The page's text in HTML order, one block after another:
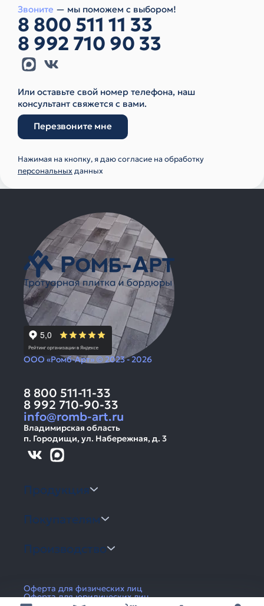
Звоните — мы поможем с выбором!
8 800 511 11 33
8 992 710 90 33
Или оставьте свой номер телефона, наш
консультант свяжется с вами.
Перезвоните мне
Нажимая на кнопку, я даю согласие на обработку
персональныхданных
ООО «Ромб-Арт» © 2023 - 2026
8 800 511-11-33
8 992 710-90-33
info@romb-art.ru
Владимирская область
п. Городищи, ул. Набережная, д. 3
Продукция
Покупателям
Производство
Оферта для физических лиц
Оферта для юридических лиц